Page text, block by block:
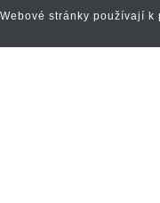
Webové stránky používají